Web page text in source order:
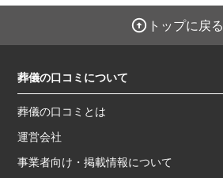
トップに戻る
葬儀の口コミについて
葬儀の口コミとは
運営会社
事業者向け・掲載情報について